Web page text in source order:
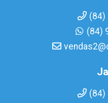
(84)
(84)
(84)